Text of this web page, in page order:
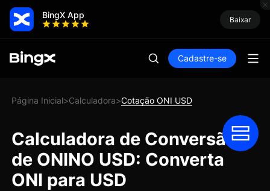
BingX App Baixar
Cadastre-se
Página Inicial>Calculadora>Cotação ONI USD
Calculadora de Conversão
de ONINO USD: Converta
ONI para USD